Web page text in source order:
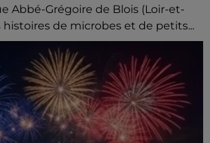
Abbé-Grégoire de Blois (Loir-et-
histoires de microbes et de petits...